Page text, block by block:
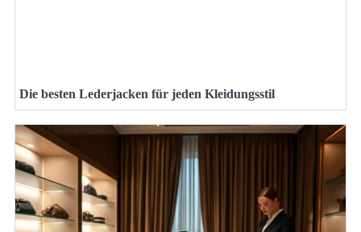
Die besten Lederjacken für jeden Kleidungsstil